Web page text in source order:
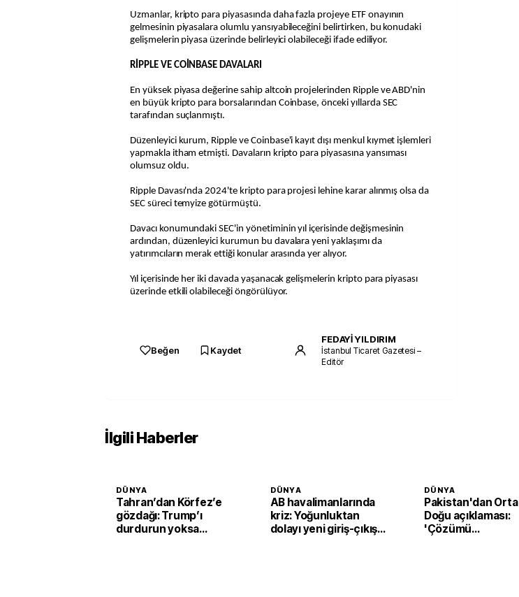
Uzmanlar, kripto para piyasasında daha fazla projeye ETF onayının
gelmesinin piyasalara olumlu yansıyabileceğini belirtirken, bu konudaki
gelişmelerin piyasa üzerinde belirleyici olabileceği ifade ediliyor.
RİPPLE VE COİNBASE DAVALARI
En yüksek piyasa değerine sahip altcoin projelerinden Ripple ve ABD'nin
en büyük kripto para borsalarından Coinbase, önceki yıllarda SEC
tarafından suçlanmıştı.
Düzenleyici kurum, Ripple ve Coinbase'i kayıt dışı menkul kıymet işlemleri
yapmakla itham etmişti. Davaların kripto para piyasasına yansıması
olumsuz oldu.
Ripple Davası'nda 2024'te kripto para projesi lehine karar alınmış olsa da
SEC süreci temyize götürmüştü.
Davacı konumundaki SEC'in yönetiminin yıl içerisinde değişmesinin
ardından, düzenleyici kurumun bu davalara yeni yaklaşımı da
yatırımcıların merak ettiği konular arasında yer alıyor.
Yıl içerisinde her iki davada yaşanacak gelişmelerin kripto para piyasası
üzerinde etkili olabileceği öngörülüyor.
Beğen Kaydet
FEDAYİ YILDIRIM
İstanbul Ticaret Gazetesi –
Editör
İlgili Haberler
DÜNYA
Tahran’dan Körfez’e
gözdağı: Trump’ı
durdurun yoksa
DÜNYA
AB havalimanlarında
kriz: Yoğunluktan
dolayı yeni giriş-çıkış
DÜNYA
Pakistan'dan Orta
Doğu açıklaması:
'Çözümü